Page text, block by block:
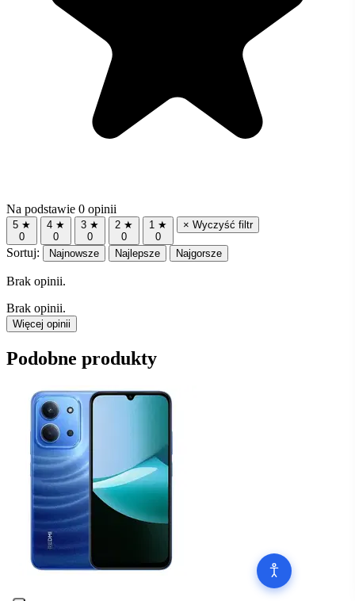
Na podstawie 0 opinii
5 ★
0
4 ★
0
3 ★
0
2 ★
0
1 ★
0
× Wyczyść filtr
Sortuj: Najnowsze Najlepsze Najgorsze
Brak opinii.
Brak opinii.
Więcej opinii
Podobne produkty